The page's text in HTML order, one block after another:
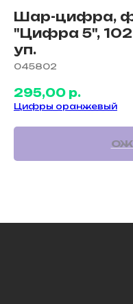
Шар-цифра,
"Цифра 5", 102
уп.
045802
295,00 р.
Цифры оранжевый